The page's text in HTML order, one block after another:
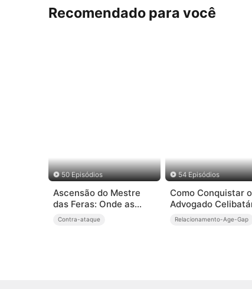
Recomendado para você
50 Episódios
Ascensão do Mestre
das Feras: Onde as
Lendas Vagavam
Contra-ataque
54 Episódios
Como Conquistar o
Advogado
Relacionamento-Age-Gap